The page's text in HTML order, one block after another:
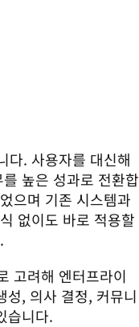
다. 사용자를 대신해
높은 성과로 전환합
으며 기존 시스템과
없이도 바로 적용할
고려해 엔터프라이
성, 의사 결정, 커뮤니
습니다.